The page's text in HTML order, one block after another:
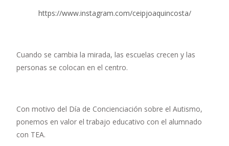
https://www.instagram.com/ceipjoaquincosta/
Cuando se cambia la mirada, las escuelas crecen y las
personas se colocan en el centro.
Con motivo del Día de Concienciación sobre el Autismo,
ponemos en valor el trabajo educativo con el alumnado
con TEA.